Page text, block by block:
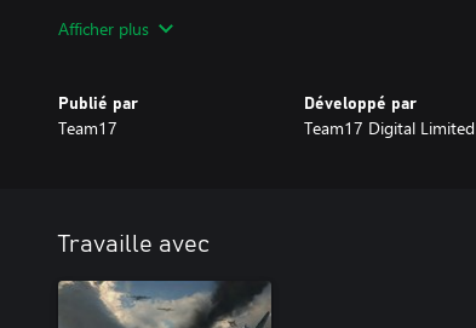
1 visage de soldat du DAK
Afficher plus
Publié par
Team17
Développé par
Team17 Digital Limited
Travaille avec